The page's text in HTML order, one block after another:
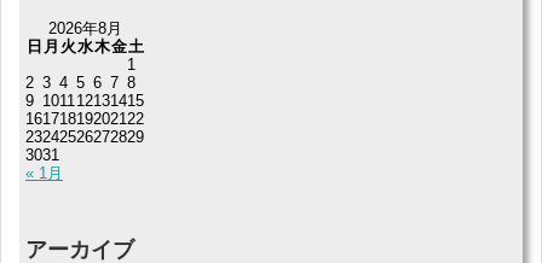
2026年8月
日 月 火水木金土
« 1月
1
2 3 4 5 6 7 8
9 1011 12131415
161718192021 22
23242526272829
3031
アーカイブ